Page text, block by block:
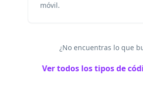
móvil.
¿No encuentras lo que
Ver todos los tipos de